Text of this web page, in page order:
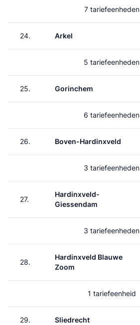
7 tariefeenheden
24. Arkel
5 tariefeenheden
25. Gorinchem
6 tariefeenheden
26. Boven-Hardinxveld
3 tariefeenheden
27.
Hardinxveld-
Giessendam
3 tariefeenheden
28.
Hardinxveld Blauwe
Zoom
1 tariefeenheid
29. Sliedrecht